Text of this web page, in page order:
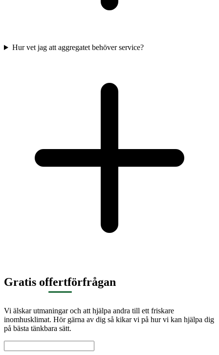
Hur vet jag att aggregatet behöver service?
Gratis offertförfrågan
Vi älskar utmaningar och att hjälpa andra till ett friskare
inomhusklimat. Hör gärna av dig så kikar vi på hur vi kan hjälpa dig
på bästa tänkbara sätt.